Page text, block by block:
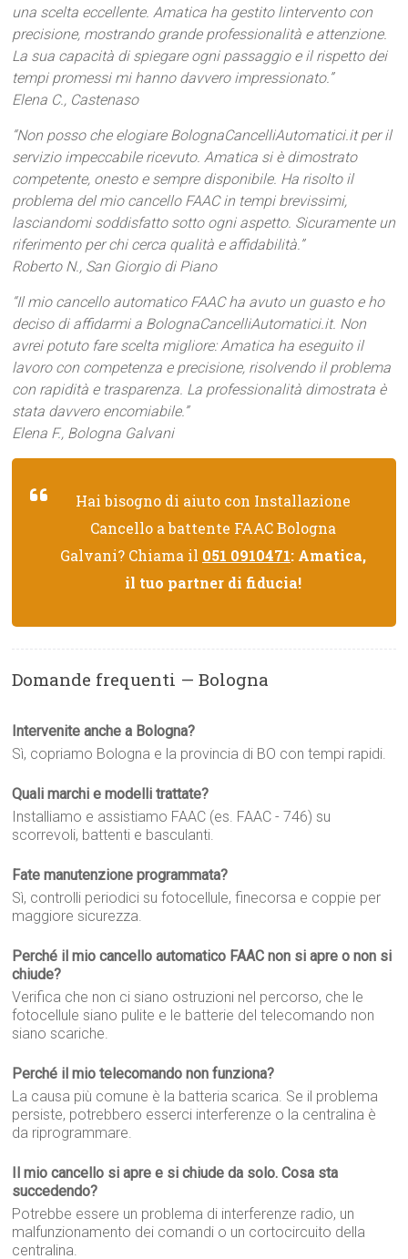
una scelta eccellente. Amatica ha gestito lintervento con
precisione, mostrando grande professionalità e attenzione.
La sua capacità di spiegare ogni passaggio e il rispetto dei
tempi promessi mi hanno davvero impressionato.”
Elena C., Castenaso
“Non posso che elogiare BolognaCancelliAutomatici.it per il
servizio impeccabile ricevuto. Amatica si è dimostrato
competente, onesto e sempre disponibile. Ha risolto il
problema del mio cancello FAAC in tempi brevissimi,
lasciandomi soddisfatto sotto ogni aspetto. Sicuramente un
riferimento per chi cerca qualità e affidabilità.”
Roberto N., San Giorgio di Piano
“Il mio cancello automatico FAAC ha avuto un guasto e ho
deciso di affidarmi a BolognaCancelliAutomatici.it. Non
avrei potuto fare scelta migliore: Amatica ha eseguito il
lavoro con competenza e precisione, risolvendo il problema
con rapidità e trasparenza. La professionalità dimostrata è
stata davvero encomiabile.”
Elena F., Bologna Galvani
Hai bisogno di aiuto con Installazione
Cancello a battente FAAC Bologna
Galvani? Chiama il 051 0910471: Amatica,
il tuo partner di fiducia!
Domande frequenti — Bologna
Intervenite anche a Bologna?
Sì, copriamo Bologna e la provincia di BO con tempi rapidi.
Quali marchi e modelli trattate?
Installiamo e assistiamo FAAC (es. FAAC - 746) su
scorrevoli, battenti e basculanti.
Fate manutenzione programmata?
Sì, controlli periodici su fotocellule, finecorsa e coppie per
maggiore sicurezza.
Perché il mio cancello automatico FAAC non si apre o non si
chiude?
Verifica che non ci siano ostruzioni nel percorso, che le
fotocellule siano pulite e le batterie del telecomando non
siano scariche.
Perché il mio telecomando non funziona?
La causa più comune è la batteria scarica. Se il problema
persiste, potrebbero esserci interferenze o la centralina è
da riprogrammare.
Il mio cancello si apre e si chiude da solo. Cosa sta
succedendo?
Potrebbe essere un problema di interferenze radio, un
malfunzionamento dei comandi o un cortocircuito della
centralina.